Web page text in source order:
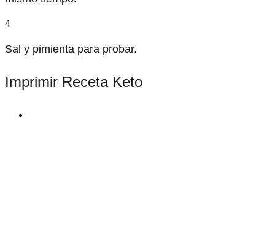
4
Sal y pimienta para probar.
Imprimir Receta Keto